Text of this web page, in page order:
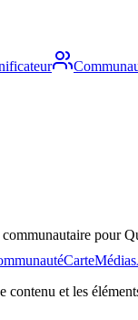
pour
CarteMédias
et les